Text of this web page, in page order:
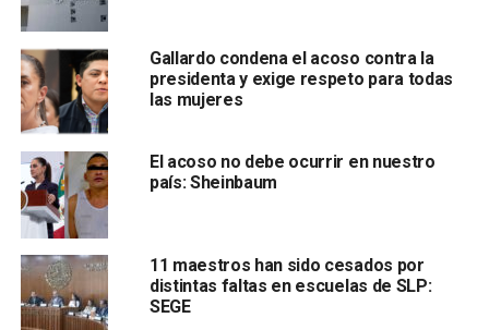
, por lo que era su deseo proceder legalmente.
Una vez que
el hombre fue ubicado e identificado
plenamente
asisten como persona detenida
Mauro “N” de 34 años,quien fue canalizado al área de
Justicia Cívica de la SSPC para una certificación médica y
posteriormente puesto a disposición de la Fiscalía
Gallardo condena el acoso contra la
presidenta y exige respeto para todas
las mujeres
El acoso no debe ocurrir en nuestro
país: Sheinbaum
11 maestros han sido cesados por
distintas faltas en escuelas de SLP:
SEGE